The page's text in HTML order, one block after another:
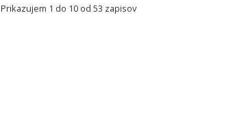
Prikazujem 1 do 10 od 53 zapisov